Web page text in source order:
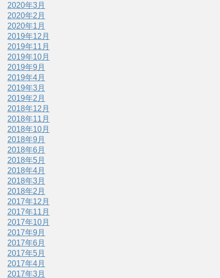
2020年3月
2020年2月
2020年1月
2019年12月
2019年11月
2019年10月
2019年9月
2019年4月
2019年3月
2019年2月
2018年12月
2018年11月
2018年10月
2018年9月
2018年6月
2018年5月
2018年4月
2018年3月
2018年2月
2017年12月
2017年11月
2017年10月
2017年9月
2017年6月
2017年5月
2017年4月
2017年3月